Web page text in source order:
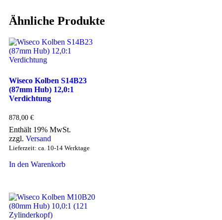
Ähnliche Produkte
Wiseco Kolben S14B23
(87mm Hub) 12,0:1
Verdichtung
878,00 €
Enthält 19% MwSt.
zzgl. Versand
Lieferzeit: ca. 10-14 Werktage
In den Warenkorb